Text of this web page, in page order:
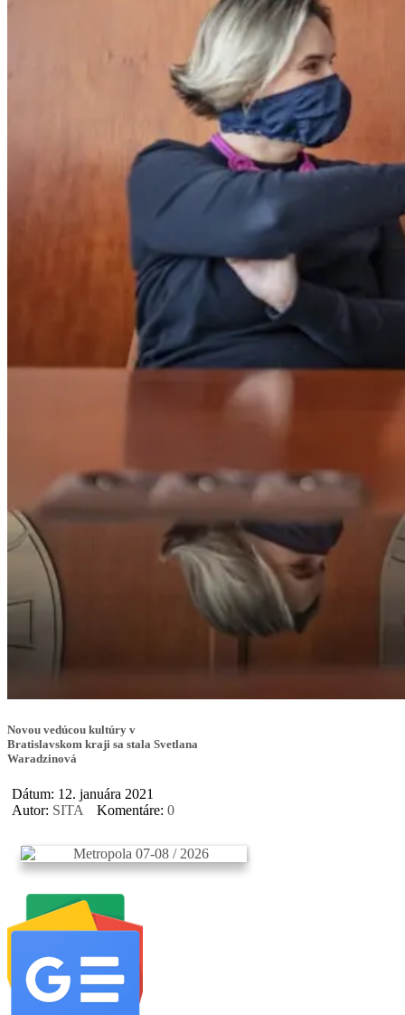
Novou vedúcou kultúry v
Bratislavskom kraji sa stala Svetlana
Waradzinová
Dátum: 12. januára 2021
Autor: SITA Komentáre: 0